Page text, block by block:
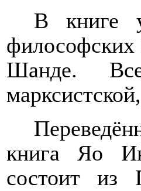
В книге
Шанде.
марксис
книга Яо
состоит из